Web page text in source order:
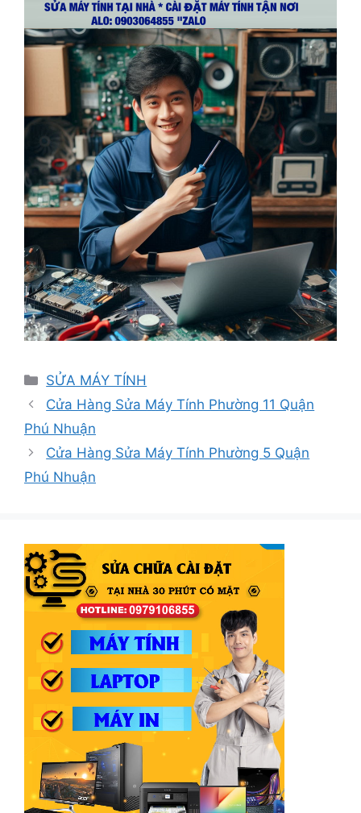
Danh
mục
SỬA MÁY TÍNH
Cửa Hàng Sửa Máy Tính Phường 11 Quận
Phú Nhuận
Cửa Hàng Sửa Máy Tính Phường 5 Quận
Phú Nhuận